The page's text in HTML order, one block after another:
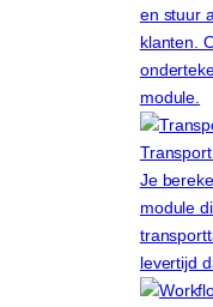
en stuur
klanten.
module.
Je
module
levertijd